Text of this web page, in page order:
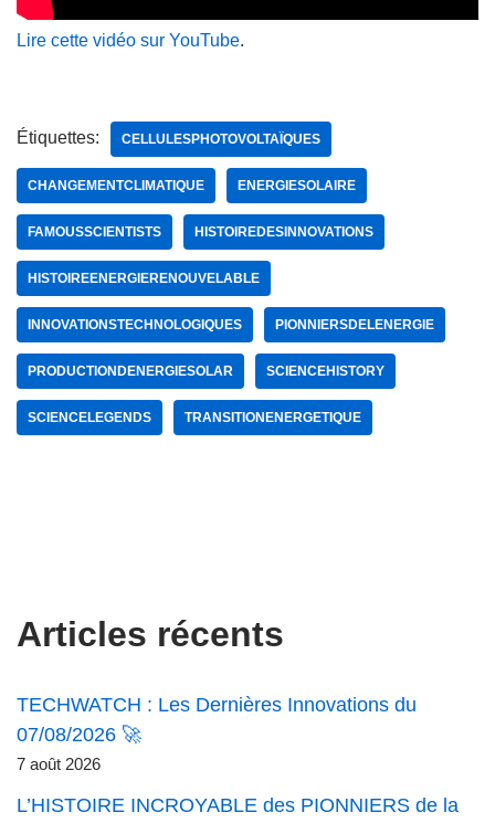
Lire cette vidéo sur YouTube.
Étiquettes: CELLULESPHOTOVOLTAÏQUES
CHANGEMENTCLIMATIQUE ENERGIESOLAIRE
FAMOUSSCIENTISTS HISTOIREDESINNOVATIONS
HISTOIREENERGIERENOUVELABLE
INNOVATIONSTECHNOLOGIQUES PIONNIERSDELENERGIE
PRODUCTIONDENERGIESOLAR SCIENCEHISTORY
SCIENCELEGENDS TRANSITIONENERGETIQUE
Articles récents
TECHWATCH : Les Dernières Innovations du
07/08/2026 🚀
7 août 2026
L’HISTOIRE INCROYABLE des PIONNIERS de la